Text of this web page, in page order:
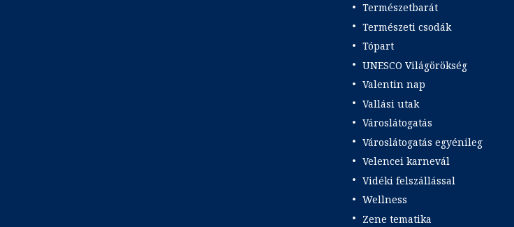
Természetbarát
Természeti csodák
Tópart
UNESCO Világörökség
Valentin nap
Vallási utak
Városlátogatás
Városlátogatás egyénileg
Velencei karnevál
Vidéki felszállással
Wellness
Zene tematika